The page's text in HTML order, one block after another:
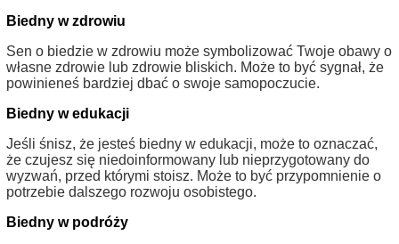
Biedny w zdrowiu
Sen o biedzie w zdrowiu może symbolizować Twoje obawy o
własne zdrowie lub zdrowie bliskich. Może to być sygnał, że
powinieneś bardziej dbać o swoje samopoczucie.
Biedny w edukacji
Jeśli śnisz, że jesteś biedny w edukacji, może to oznaczać,
że czujesz się niedoinformowany lub nieprzygotowany do
wyzwań, przed którymi stoisz. Może to być przypomnienie o
potrzebie dalszego rozwoju osobistego.
Biedny w podróży